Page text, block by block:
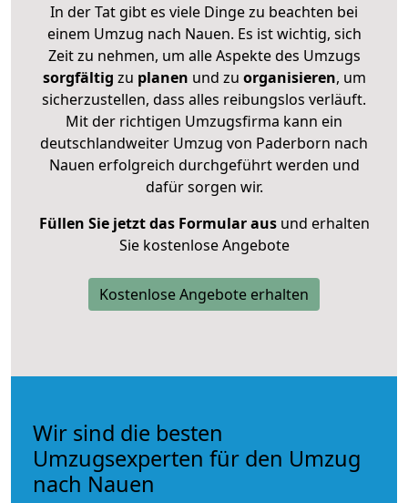
In der Tat gibt es viele Dinge zu beachten bei
einem Umzug nach Nauen. Es ist wichtig, sich
Zeit zu nehmen, um alle Aspekte des Umzugs
sorgfältig zu planen und zu organisieren, um
sicherzustellen, dass alles reibungslos verläuft.
Mit der richtigen Umzugsfirma kann ein
deutschlandweiter Umzug von Paderborn nach
Nauen erfolgreich durchgeführt werden und
dafür sorgen wir.
Füllen Sie jetzt das Formular ausund erhalten
Sie kostenlose Angebote
Kostenlose Angebote erhalten
Wir sind die besten
Umzugsexperten für den Umzug
nach Nauen